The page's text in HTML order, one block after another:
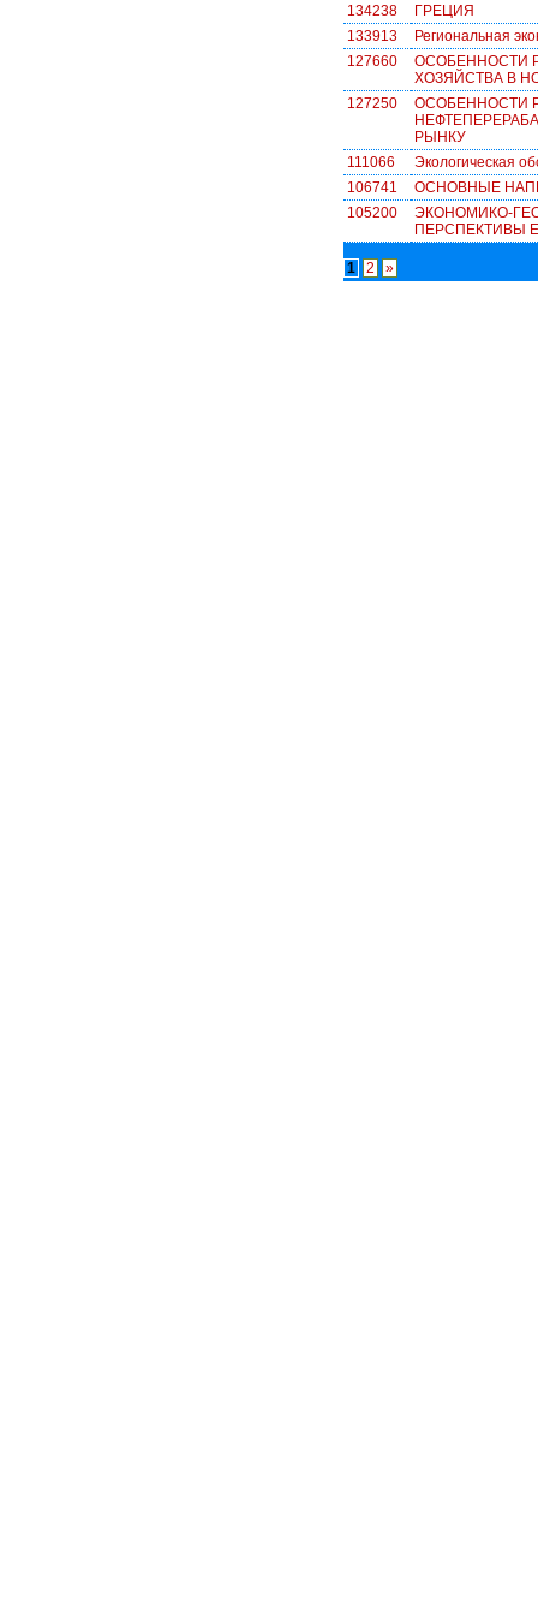
134238
ГРЕЦИЯ
133913
Региональная
127660
ОСОБЕННОСТИ
ХОЗЯЙСТВА В
127250
ОСОБЕННОСТИ
РЫНКУ
111066
Экологическая
106741
ОСНОВНЫЕ
105200
ЭКОНОМИКО-
ПЕРСПЕКТИВЫ
1 2 »